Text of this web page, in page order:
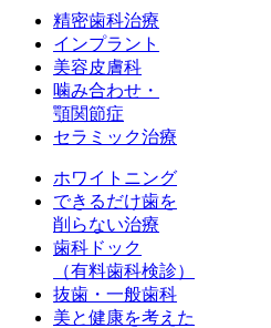
精密歯科治療
インプラント
美容皮膚科
噛み合わせ・
顎関節症
セラミック治療
ホワイトニング
できるだけ歯を
削らない治療
歯科ドック
（有料歯科検診）
抜歯・一般歯科
美と健康を考えた